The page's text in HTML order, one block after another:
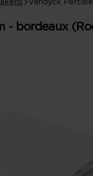
- bordeaux